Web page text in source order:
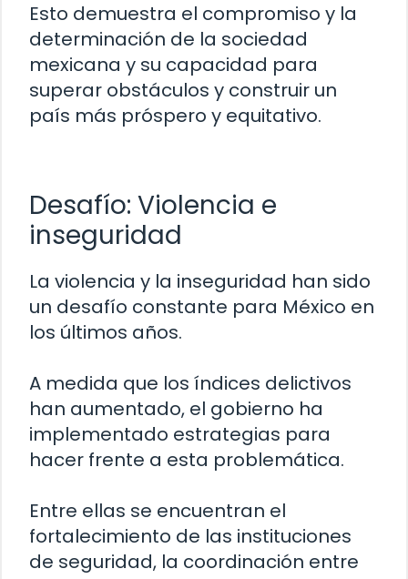
Esto demuestra el compromiso y la
determinación de la sociedad
mexicana y su capacidad para
superar obstáculos y construir un
país más próspero y equitativo.
Desafío: Violencia e
inseguridad
La violencia y la inseguridad han sido
un desafío constante para México en
los últimos años.
A medida que los índices delictivos
han aumentado, el gobierno ha
implementado estrategias para
hacer frente a esta problemática.
Entre ellas se encuentran el
fortalecimiento de las instituciones
de seguridad, la coordinación entre